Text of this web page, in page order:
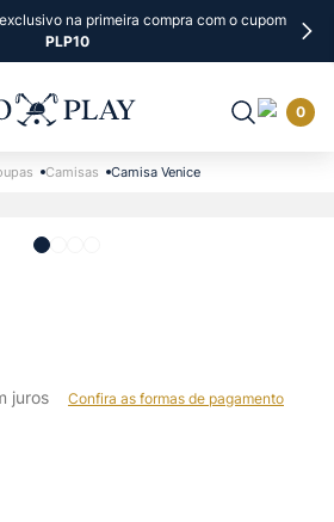
na primeira compra com o cupom
PLP10
0
Camisas Camisa Venice
juros Confira as formas de pagamento